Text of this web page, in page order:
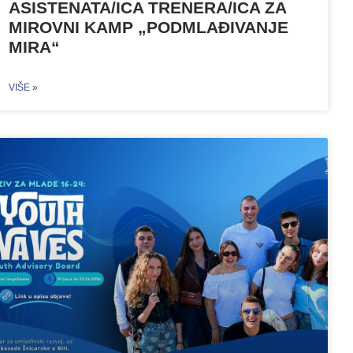
ASISTENATA/ICA TRENERA/ICA ZA
MIROVNI KAMP „PODMLAĐIVANJE
MIRA“
VIŠE »